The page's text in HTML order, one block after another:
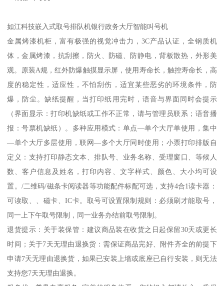
如江科技嵌入式取号排队机银行政务大厅智能叫号机
金属烤漆机柜，富有极强的视觉冲击力，3C产品认证，全钢质机
体，金属烤漆，抗刮擦，防火、防磁、防静电，背板散热，外形美
观。原装A规，红外防爆触摸显示屏，使用寿命长，触控寿命长，高
度的稳定性，适应性，不怕刮伤，适宜某些恶劣的环境条件，防
爆，防尘。缺纸提醒，当打印纸用完时，语音与界面同时会提示
（界面显示：打印机缺纸或工作不正常，请与管理员联系；语音播
报：号票机缺纸）。多种应用模式：单点—单个大厅单使用，集中
—单个大厅多层使用，联网—多个大厅同时使用；小票打印排版自
定义：支持打印静态文本、排队号、业务名称、受理窗口、等候人
数、客户信息及姓名，打印内容、文字样式、颜色、大小均可设
置。/二维码/磁条卡阅读器等功能配件标配可选，支持4合1读卡器：
可读取、、磁卡、IC卡。取号可设置限制规则：必须刷才能取号，
同一上下午取号限制，同一业务办结前取号限制。
退货提示：关于装保管：建议商品装在收货之日起保留30天或更长
时间；关于7天无理由退换货：需保证商品完好、附件齐全的前提下
申请7天无理由退换货，如果已安装上墙或底座已自行安装，则无法
支持您7天无理由退换。